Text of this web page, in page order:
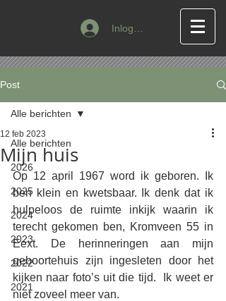
Inloggen
Post
Alle berichten
2026
2025
2024
2023
2022
2021
Alle berichten
Mijn huis
12 feb 2023
Op 12 april 1967 word ik geboren. Ik
ben klein en kwetsbaar. Ik denk dat ik
hulpeloos de ruimte inkijk waarin ik
terecht gekomen ben, Kromveen 55 in
Eext. De herinneringen aan mijn
geboortehuis zijn ingesleten door het
kijken naar foto’s uit die tijd.  Ik weet er
niet zoveel meer van.